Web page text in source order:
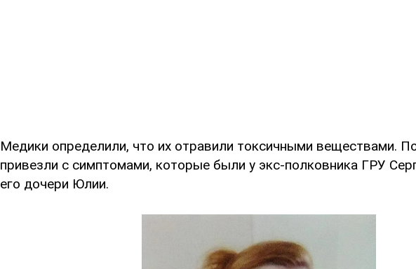
Медики определили, что их отравили токсичными веществами.
привезли с симптомами, которые были у экс-полковника ГРУ
его дочери Юлии.